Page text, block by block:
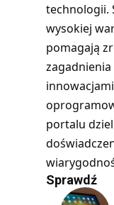
technologii.
wysokiej
pomagają
portalu
Sprawdź